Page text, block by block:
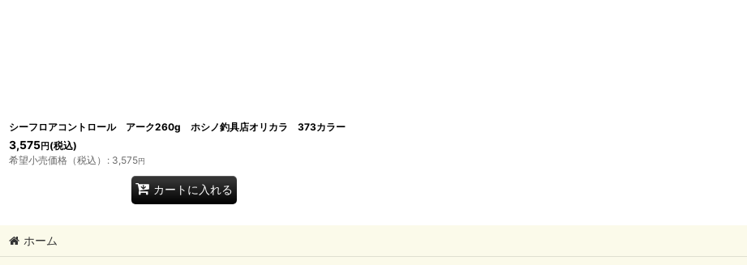
シーフロアコントロール アーク260g ホシノ釣具店オリカラ 373カラー
3,575円 (税込)
希望小売価格（税込） : 3,575円
カートに入れる
ホーム